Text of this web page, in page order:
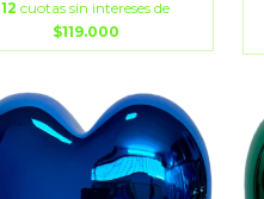
12 cuotas sin intereses de
$119.000